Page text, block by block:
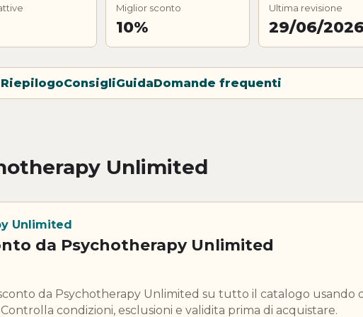
Miglior sconto
10%
Ultima revisione
29/06/
RiepilogoConsigliGuidaDomande frequenti
Unlimited
Unlimited
da Psychotherapy Unlimited
da Psychotherapy Unlimited su tutto il catalogo usando
condizioni, esclusioni e validita prima di acquistare.